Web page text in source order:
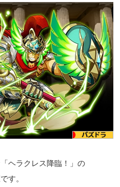
ヘラクレス降臨！」の
す。